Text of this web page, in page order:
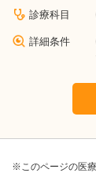
診療科目
詳細条件
※このページの医